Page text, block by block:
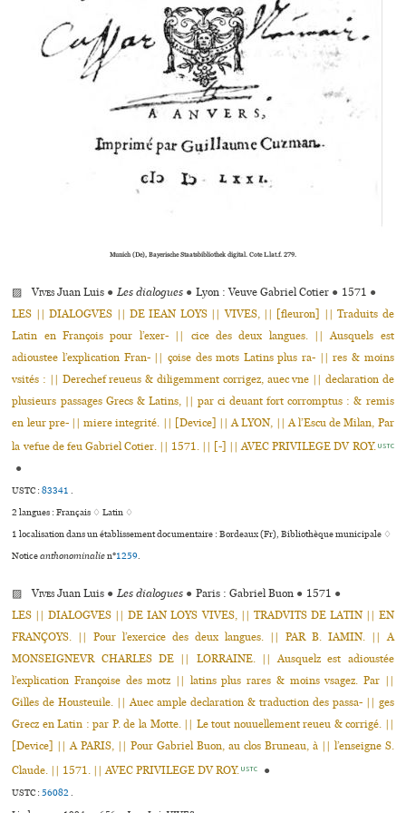
Munich (De), Bayerische Staatsbibliothek digital. Cote L.lat.f. 279.
▨Vives Juan Luis ● Les dialogues ● Lyon : Veuve Gabriel Cotier ● 1571 ●
LES || DIALOGVES || DE IEAN LOYS || VIVES, || [fleuron] || Traduits de
Latin en François pour l’exer- || cice des deux langues. || Ausquels est
adioustee l’explication Fran- || çoise des mots Latins plus ra- || res & moins
vsités : || Derechef reueus & diligemment corrigez, auec vne || declaration de
plusieurs passages Grecs & Latins, || par ci deuant fort corromptus : & remis
en leur pre- || miere integrité. || [Device] || A LYON, || A l’Escu de Milan, Par
la vefue de feu Gabriel Cotier. || 1571. || [-] || AVEC PRIVILEGE DV ROY. USTC
●
USTC :83341.
2 langues :Français ♢Latin ♢
1 localisation dans un établissement documentaire : Bordeaux (Fr), Bibliothèque muni­ci­pale ♢
Noticeanthonominalien°1259.
▨Vives Juan Luis ● Les dialogues ● Paris : Gabriel Buon ● 1571 ●
LES || DIALOGVES || DE IAN LOYS VIVES, || TRADVITS DE LATIN || EN
FRANÇOYS. || Pour l’exercice des deux langues. || PAR B. IAMIN. || A
MONSEIGNEVR CHARLES DE || LORRAINE. || Ausquelz est adioustée
l’explication Françoise des motz || latins plus rares & moins vsagez. Par ||
Gilles de Housteuile. || Auec ample declaration & traduction des passa- || ges
Grecz en Latin : par P. de la Motte. || Le tout nouuellement reueu & corrigé. ||
[Device] || A PARIS, || Pour Gabriel Buon, au clos Bruneau, à || l’enseigne S.
Claude. || 1571. || AVEC PRIVILEGE DV ROY. USTC ●
USTC :56082.